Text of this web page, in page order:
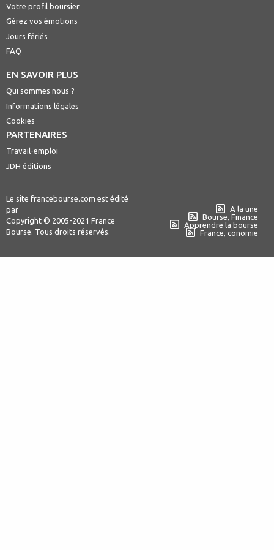
Votre profil boursier
Gérez vos émotions
Jours fériés
FAQ
EN SAVOIR PLUS
Qui sommes nous ?
Informations légales
Cookies
PARTENAIRES
Travail-emploi
JDH éditions
Le site francebourse.com est édité
par
Copyright © 2005-2021 France
Bourse. Tous droits réservés.
A la une
Bourse, Finance
Apprendre la bourse
France, conomie